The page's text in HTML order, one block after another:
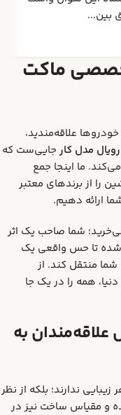
بین...
ماکت
علاقه‌مندید،
رویال مدل کار جایی‌ست که
ما اینجا جمع
را از برندهای معتبر
ارائه دهیم.
شما صاحب یک اثر
شده تا حس واقعی یک
منتقل کند. از
همه را در یک جا
علاقه‌مندان به
ندارند؛ بلکه از نظر
و مقیاس ساخت نیز در